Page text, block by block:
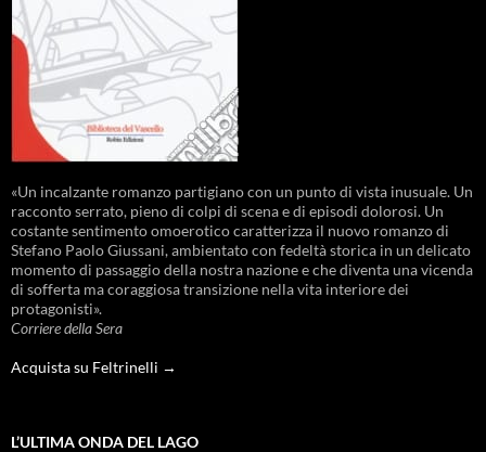
«Un incalzante romanzo partigiano con un punto di vista inusuale. Un
racconto serrato, pieno di colpi di scena e di episodi dolorosi. Un
costante sentimento omoerotico caratterizza il nuovo romanzo di
Stefano Paolo Giussani, ambientato con fedeltà storica in un delicato
momento di passaggio della nostra nazione e che diventa una vicenda
di sofferta ma coraggiosa transizione nella vita interiore dei
protagonisti».
Corriere della Sera
Acquista su Feltrinelli →
L’ULTIMA ONDA DEL LAGO